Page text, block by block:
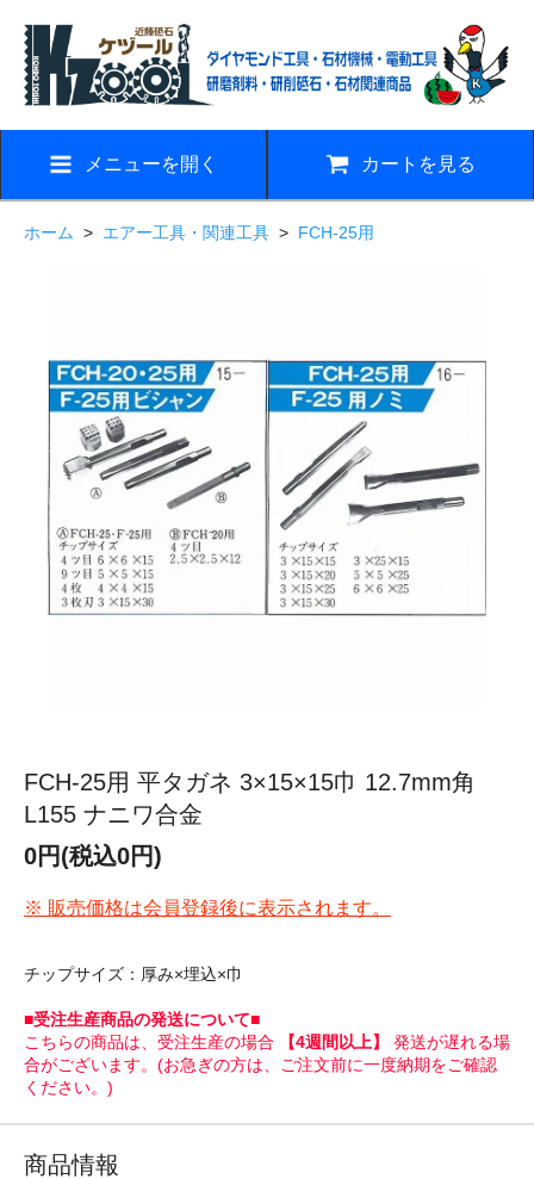
メニューを開く カートを見る
ホーム > エアー工具・関連工具 > FCH-25用
FCH-25用 平タガネ 3×15×15巾 12.7mm角
L155 ナニワ合金
0円(税込0円)
※ 販売価格は会員登録後に表示されます。
チップサイズ：厚み×埋込×巾
■受注生産商品の発送について■
こちらの商品は、受注生産の場合
【4週間以上】
発送が遅れる場
合がございます。(お急ぎの方は、ご注文前に一度納期をご確認
ください。)
商品情報